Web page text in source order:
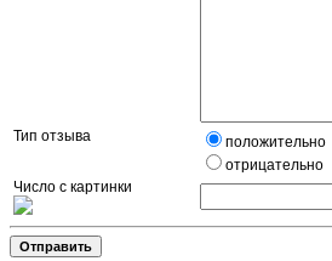
Тип отзыва
положительно
отрицательно
Число с картинки